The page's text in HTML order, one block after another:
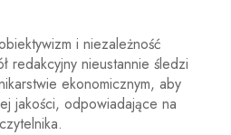
i niezależność
redakcyjny nieustannie śledzi
ekonomicznym, aby
jakości, odpowiadające na